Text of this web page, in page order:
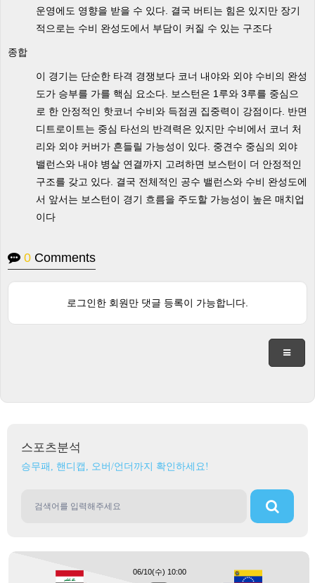
운영에도 영향을 받을 수 있다. 결국 버티는 힘은 있지만 장기
적으로는 수비 완성도에서 부담이 커질 수 있는 구조다
종합
이 경기는 단순한 타격 경쟁보다 코너 내야와 외야 수비의 완성
도가 승부를 가를 핵심 요소다. 보스턴은 1루와 3루를 중심으
로 한 안정적인 핫코너 수비와 득점권 집중력이 강점이다. 반면
디트로이트는 중심 타선의 반격력은 있지만 수비에서 코너 처
리와 외야 커버가 흔들릴 가능성이 있다. 중견수 중심의 외야
밸런스와 내야 병살 연결까지 고려하면 보스턴이 더 안정적인
구조를 갖고 있다. 결국 전체적인 공수 밸런스와 수비 완성도에
서 앞서는 보스턴이 경기 흐름을 주도할 가능성이 높은 매치업
이다
0 Comments
로그인한 회원만 댓글 등록이 가능합니다.
스포츠분석
승무패, 핸디캡, 오버/언더까지 확인하세요!
06/10(수) 10:00